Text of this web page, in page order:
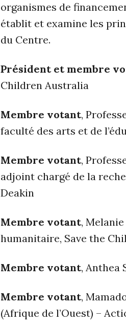
organismes de
établit et examine les
du Centre.
Président et membre
Children Australia
Membre votant,
faculté des arts et de
Membre votant,
adjoint chargé de la
Deakin
Membre votant, Melanie
humanitaire, Save the
Membre votant, Anthea
Membre votant,
(Afrique de l’Ouest) –